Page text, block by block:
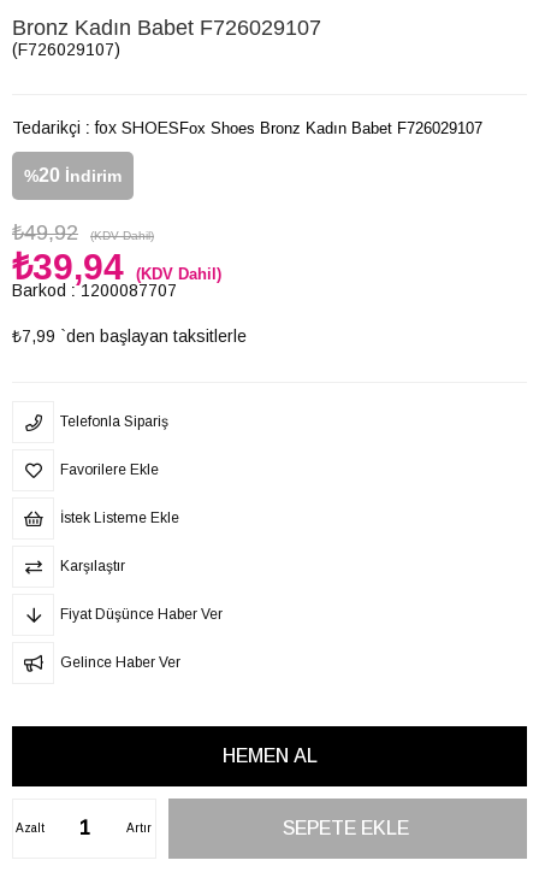
Bronz Kadın Babet F726029107
(F726029107)
Tedarikçi : fox SHOES
%20 İndirim
₺49,92 (KDV Dahil)
₺39,94 (KDV Dahil)
Barkod : 1200087707
₺7,99 `den başlayan taksitlerle
Fox Shoes Bronz Kadın Babet F726029107
Telefonla Sipariş
Favorilere Ekle
İstek Listeme Ekle
Karşılaştır
Fiyat Düşünce Haber Ver
Gelince Haber Ver
Artır
Azalt